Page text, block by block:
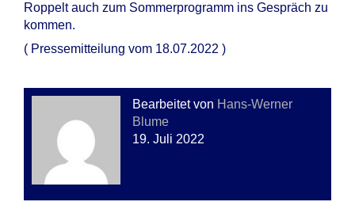
Roppelt auch zum Sommerprogramm ins Gespräch zu
kommen.
( Pressemitteilung vom 18.07.2022 )
Bearbeitet von Hans-Werner
Blume
19. Juli 2022